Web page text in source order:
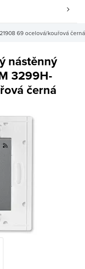
69 ocelová/kouřová černá
nástěnný
3299H-
černá